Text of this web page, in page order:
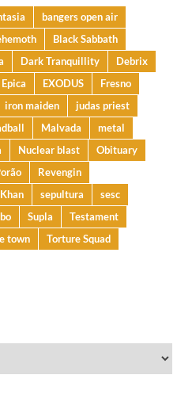
bangers open air
Black Sabbath
Dark Tranquillity
Debrix
Epica EXODUS
Fresno
iron maiden
judas priest
Malvada
metal
Nuclear blast
Obituary
Revengin
sepultura
sesc
Supla
Testament
town
Torture Squad